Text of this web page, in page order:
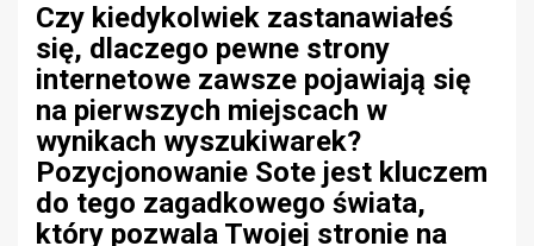
Czy kiedykolwiek zastanawiałeś
się, dlaczego pewne strony
internetowe zawsze pojawiają się
na pierwszych miejscach w
wynikach wyszukiwarek?
Pozycjonowanie Sote jest kluczem
do tego zagadkowego świata,
który pozwala Twojej stronie na